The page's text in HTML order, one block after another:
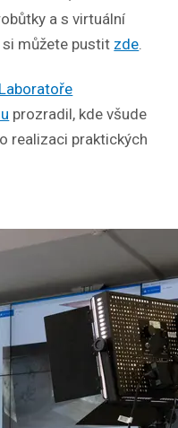
a s virtuální
si můžete pustit zde.
Laboratoře
prozradil, kde všude
realizaci praktických